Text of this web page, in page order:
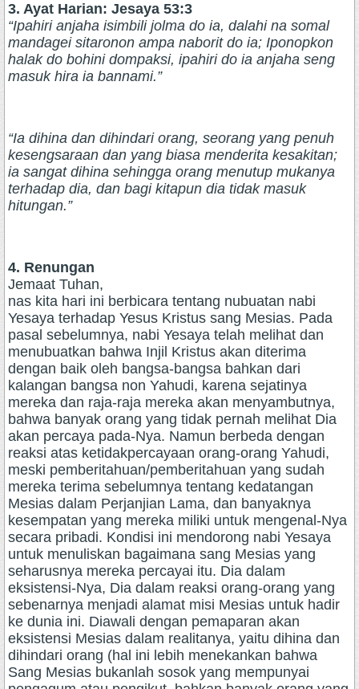
3. Ayat Harian: Jesaya 53:3
“Ipahiri anjaha isimbili jolma do ia, dalahi na somal
mandagei sitaronon ampa naborit do ia; Iponopkon
halak do bohini dompaksi, ipahiri do ia anjaha seng
masuk hira ia bannami.”
“Ia dihina dan dihindari orang, seorang yang penuh
kesengsaraan dan yang biasa menderita kesakitan;
ia sangat dihina sehingga orang menutup mukanya
terhadap dia, dan bagi kitapun dia tidak masuk
hitungan.”
4. Renungan
Jemaat Tuhan,
nas kita hari ini berbicara tentang nubuatan nabi
Yesaya terhadap Yesus Kristus sang Mesias. Pada
pasal sebelumnya, nabi Yesaya telah melihat dan
menubuatkan bahwa Injil Kristus akan diterima
dengan baik oleh bangsa-bangsa bahkan dari
kalangan bangsa non Yahudi, karena sejatinya
mereka dan raja-raja mereka akan menyambutnya,
bahwa banyak orang yang tidak pernah melihat Dia
akan percaya pada-Nya. Namun berbeda dengan
reaksi atas ketidakpercayaan orang-orang Yahudi,
meski pemberitahuan/pemberitahuan yang sudah
mereka terima sebelumnya tentang kedatangan
Mesias dalam Perjanjian Lama, dan banyaknya
kesempatan yang mereka miliki untuk mengenal-Nya
secara pribadi. Kondisi ini mendorong nabi Yesaya
untuk menuliskan bagaimana sang Mesias yang
seharusnya mereka percayai itu. Dia dalam
eksistensi-Nya, Dia dalam reaksi orang-orang yang
sebenarnya menjadi alamat misi Mesias untuk hadir
ke dunia ini. Diawali dengan pemaparan akan
eksistensi Mesias dalam realitanya, yaitu dihina dan
dihindari orang (hal ini lebih menekankan bahwa
Sang Mesias bukanlah sosok yang mempunyai